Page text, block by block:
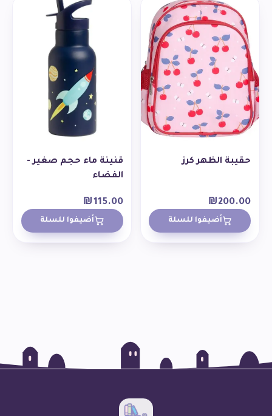
حقيبة الظهر كرز
₪200.00
أضيفوا للسلة
قنينة ماء حجم صغير -
الفضاء
₪115.00
أضيفوا للسلة